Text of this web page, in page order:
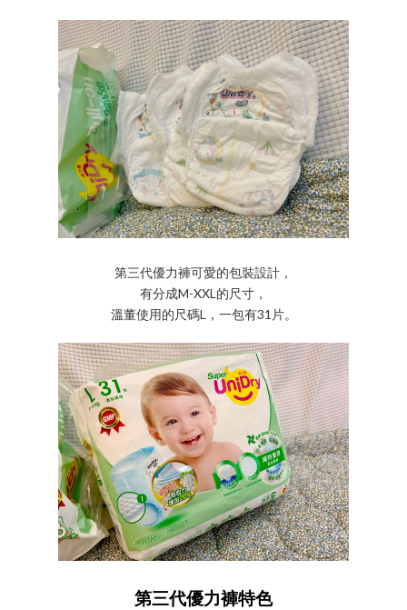
第三代優力褲可愛的包裝設計，
有分成M-XXL的尺寸，
溫董使用的尺碼L，一包有31片。
第三代優力褲特色